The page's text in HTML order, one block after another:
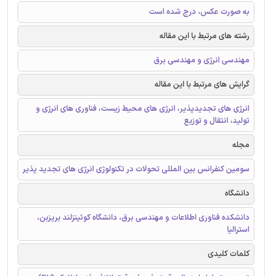
به صورت عکس، درج شده است
رشته های مرتبط با این مقاله
مهندسی انرژی و مهندسی برق
گرایش های مرتبط با این مقاله
انرژی های تجدیدپذیر، انرژی های محیط زیست، فناوری های انرژی و
تولید، انتقال و توزیع
مجله
سومین کنفرانس بین المللی تحولات در تکنولوژی انرژی های تجدید پذیر
دانشگاه
دانشکده فناوری اطلاعات و مهندسی برق، دانشگاه کوئینزلند بریزبن،
استرالیا
کلمات کلیدی